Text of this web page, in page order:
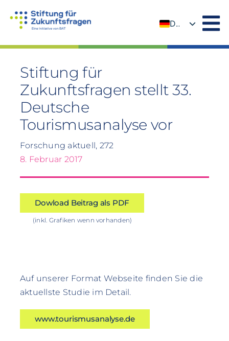
Inhalt
DE
Stiftung für
Zukunftsfragen stellt 33.
Deutsche
Tourismusanalyse vor
Forschung aktuell, 272
8. Februar 2017
Dowload Beitrag als PDF
(inkl. Grafiken wenn vorhanden)
Auf unserer Format Webseite finden Sie die
aktuellste Studie im Detail.
www.tourismusanalyse.de